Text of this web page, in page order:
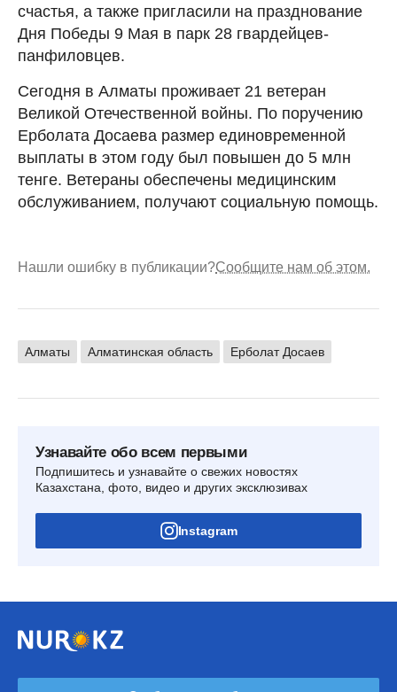
счастья, а также пригласили на празднование
Дня Победы 9 Мая в парк 28 гвардейцев-
панфиловцев.
Сегодня в Алматы проживает 21 ветеран
Великой Отечественной войны. По поручению
Ерболата Досаева размер единовременной
выплаты в этом году был повышен до 5 млн
тенге. Ветераны обеспечены медицинским
обслуживанием, получают социальную помощь.
Нашли ошибку в публикации?Сообщите нам об этом.
Алматы Алматинская область Ерболат Досаев
Узнавайте обо всем первыми
Подпишитесь и узнавайте о свежих новостях
Казахстана, фото, видео и других эксклюзивах
Instagram